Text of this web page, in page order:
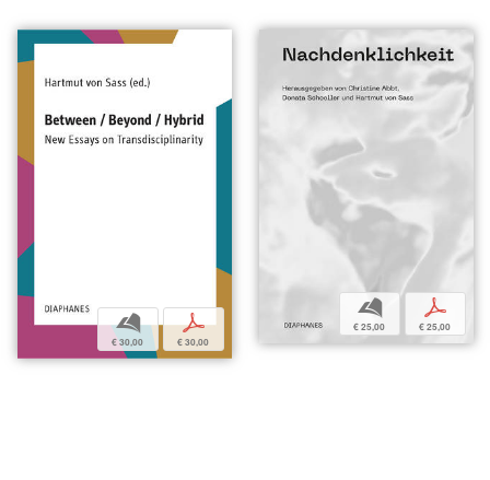
b
€ 30,00
p
€ 30,00
b
€ 25,00
p
€ 25,00